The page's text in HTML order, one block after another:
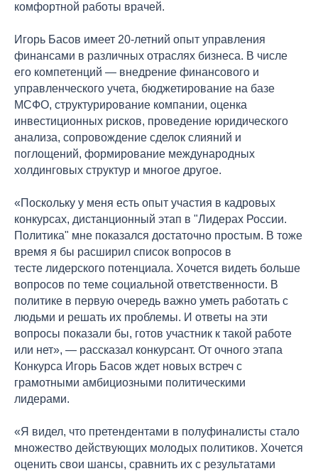
комфортной работы врачей.
Игорь Басов имеет 20-летний опыт управления
финансами в различных отраслях бизнеса. В числе
его компетенций — внедрение финансового и
управленческого учета, бюджетирование на базе
МСФО, структурирование компании, оценка
инвестиционных рисков, проведение юридического
анализа, сопровождение сделок слияний и
поглощений, формирование международных
холдинговых структур и многое другое.
«Поскольку у меня есть опыт участия в кадровых
конкурсах, дистанционный этап в "Лидерах России.
Политика" мне показался достаточно простым. В тоже
время я бы расширил список вопросов в
тесте лидерского потенциала. Хочется видеть больше
вопросов по теме социальной ответственности. В
политике в первую очередь важно уметь работать с
людьми и решать их проблемы. И ответы на эти
вопросы показали бы, готов участник к такой работе
или нет», — рассказал конкурсант. От очного этапа
Конкурса Игорь Басов ждет новых встреч с
грамотными амбициозными политическими
лидерами.
«Я видел, что претендентами в полуфиналисты стало
множество действующих молодых политиков. Хочется
оценить свои шансы, сравнить их с результатами